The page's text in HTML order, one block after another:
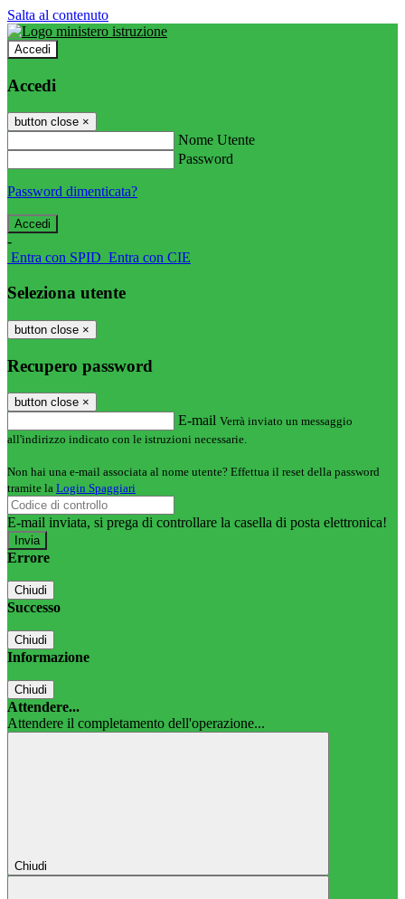
Salta al contenuto
Accedi
Accedi
button close ×
Nome Utente
Password
Password dimenticata?
-
Entra con SPID Entra con CIE
Seleziona utente
button close ×
Recupero password
button close ×
E-mail Verrà inviato un messaggio
all'indirizzo indicato con le istruzioni necessarie.
Non hai una e-mail associata al nome utente? Effettua il reset della password
tramite la Login Spaggiari
E-mail inviata, si prega di controllare la casella di posta elettronica!
Errore
Chiudi
Successo
Chiudi
Informazione
Chiudi
Attendere...
Attendere il completamento dell'operazione...
Chiudi